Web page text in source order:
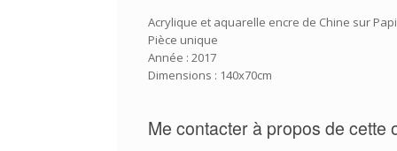
Acrylique et aquarelle encre de Chine sur
Pièce unique
Année : 2017
Dimensions : 140x70cm
Me contacter à propos de cette